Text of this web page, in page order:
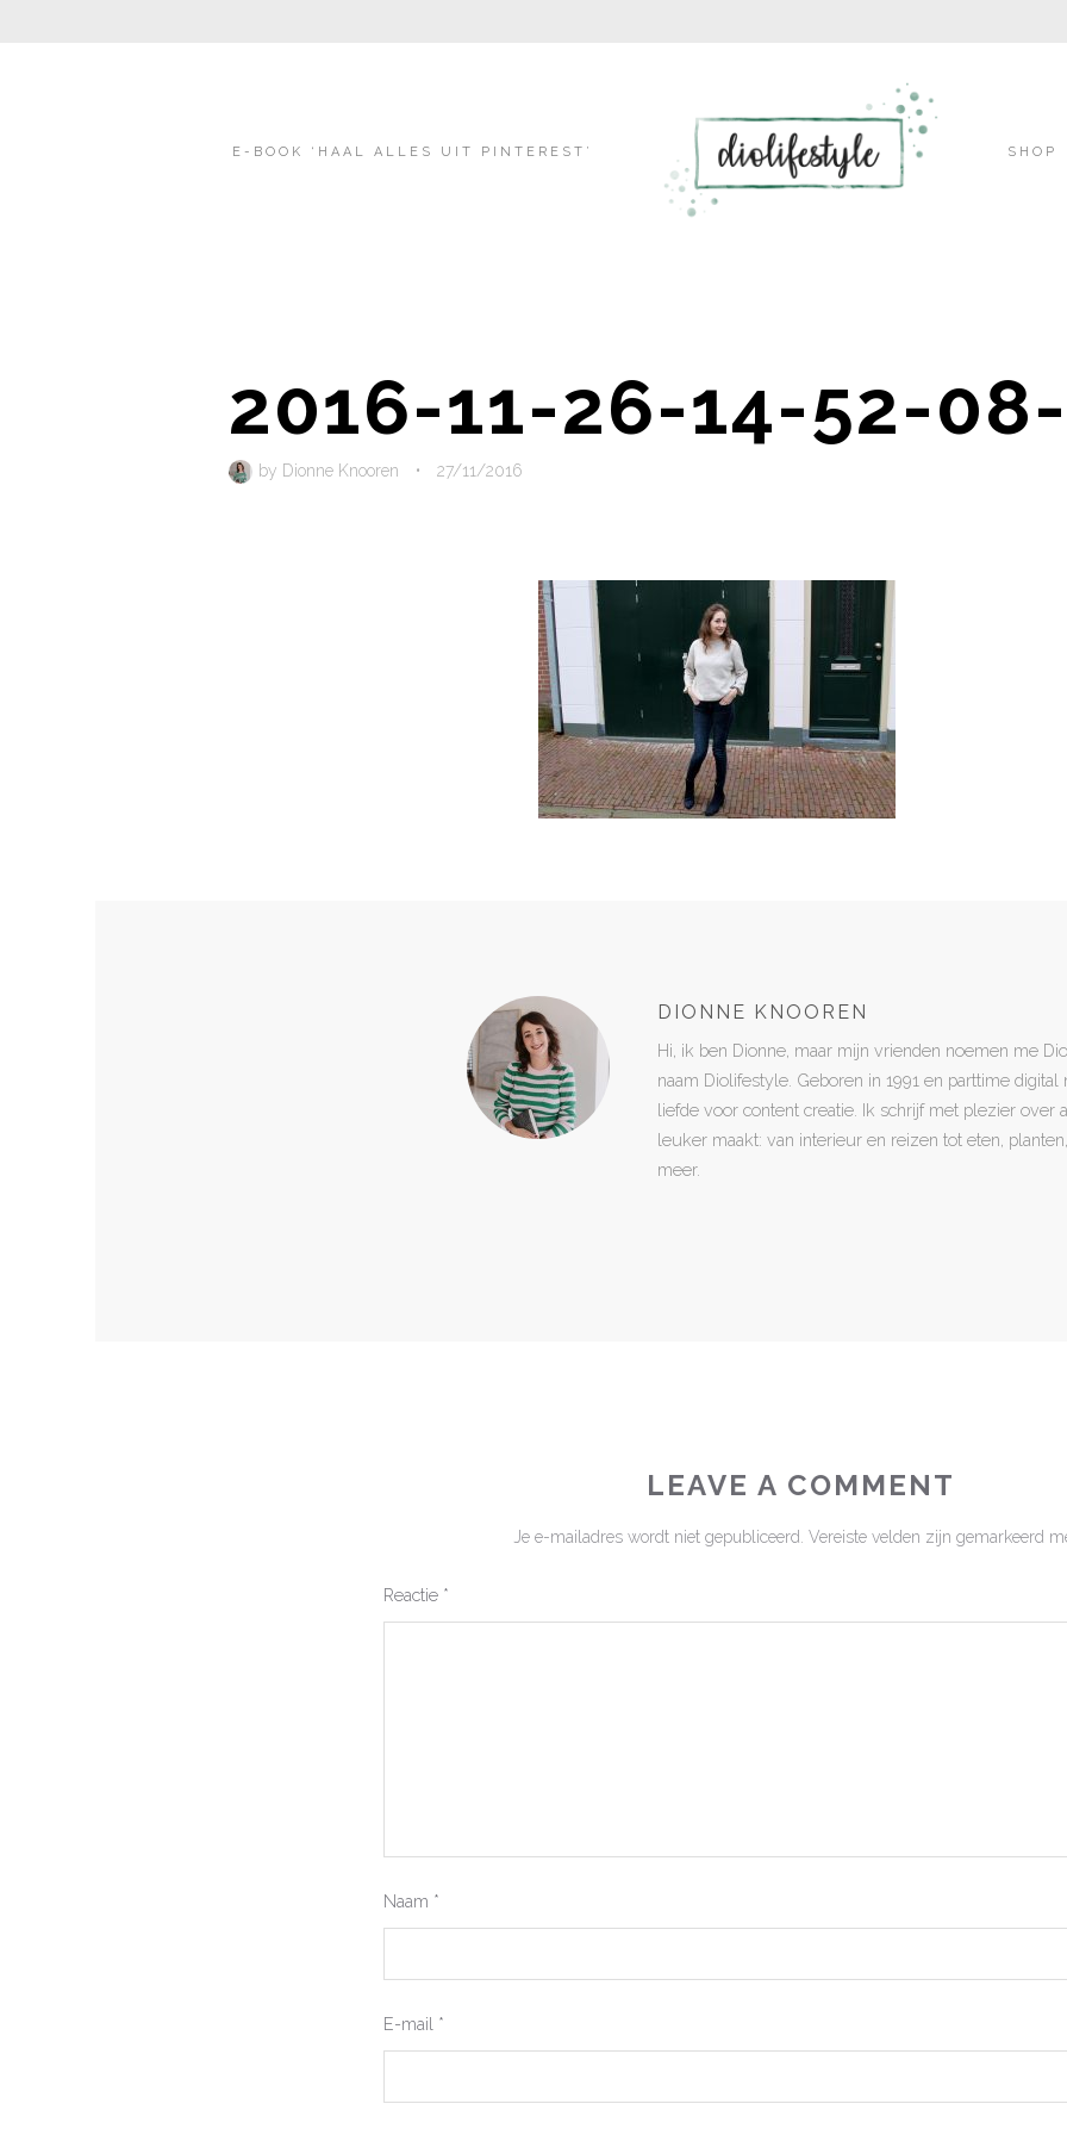
content
E-BOOK ‘HAAL ALLES UIT PINTEREST’ SHOP
2016-11-26-14-52-
by Dionne Knooren • 27/11/2016
DIONNE KNOOREN
Hi, ik ben Dionne, maar mijn vrienden noemen me
naam Diolifestyle. Geboren in 1991 en parttime
liefde voor content creatie. Ik schrijf met plezier over
leuker maakt: van interieur en reizen tot eten,
meer.
LEAVE A COMMENT
Je e-mailadres wordt niet gepubliceerd. Vereiste velden zijn gemarkeerd
Reactie *
Naam *
E-mail *